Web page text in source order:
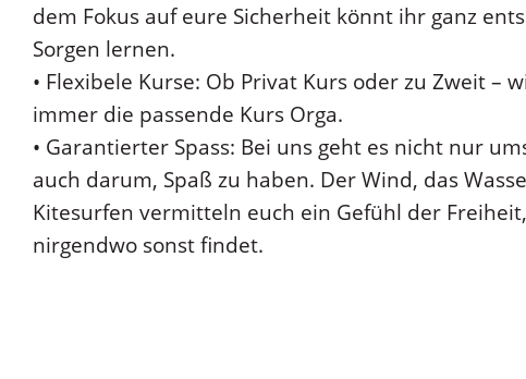
dem Fokus auf eure Sicherheit könnt ihr ganz
Sorgen lernen.
• Flexibele Kurse: Ob Privat Kurs oder zu Zweit –
immer die passende Kurs Orga.
• Garantierter Spass: Bei uns geht es nicht nur
auch darum, Spaß zu haben. Der Wind, das
Kitesurfen vermitteln euch ein Gefühl der
nirgendwo sonst findet.